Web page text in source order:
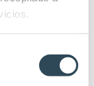
niño
la